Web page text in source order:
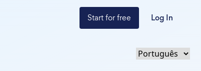
Start for free Log In